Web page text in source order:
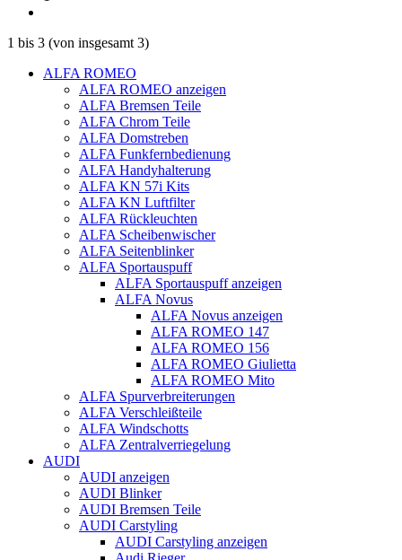
1 bis 3 (von insgesamt 3)
ALFA ROMEO
ALFA ROMEO anzeigen
ALFA Bremsen Teile
ALFA Chrom Teile
ALFA Domstreben
ALFA Funkfernbedienung
ALFA Handyhalterung
ALFA KN 57i Kits
ALFA KN Luftfilter
ALFA Rückleuchten
ALFA Scheibenwischer
ALFA Seitenblinker
ALFA Sportauspuff
ALFA Sportauspuff anzeigen
ALFA Novus
ALFA Novus anzeigen
ALFA ROMEO 147
ALFA ROMEO 156
ALFA ROMEO Giulietta
ALFA ROMEO Mito
ALFA Spurverbreiterungen
ALFA Verschleißteile
ALFA Windschotts
ALFA Zentralverriegelung
AUDI
AUDI anzeigen
AUDI Blinker
AUDI Bremsen Teile
AUDI Carstyling
AUDI Carstyling anzeigen